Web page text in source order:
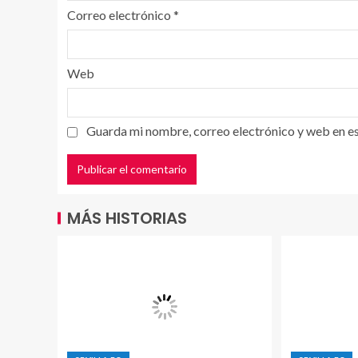
Correo electrónico *
Web
Guarda mi nombre, correo electrónico y web en
MÁS HISTORIAS